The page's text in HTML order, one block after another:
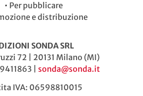
• Per pubblicare
e distribuzione
SONDA SRL
72 | 20131 Milano (MI)
| sonda@sonda.it
IVA: 06598810015